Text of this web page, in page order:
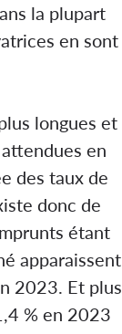
la plupart
en sont
longues et
en
des taux de
donc de
étant
apparaissent
2023. Et plus
% en 2023